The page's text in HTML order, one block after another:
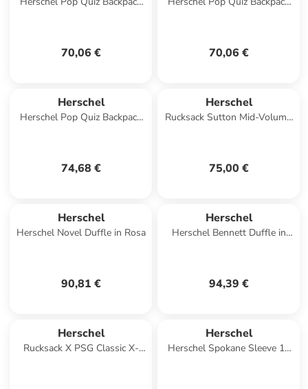
70,06 € 70,06 €
Herschel
Herschel Pop Quiz Backpack
74,68 €
Herschel
Rucksack Sutton Mid-Volume
75,00 €
Herschel
Herschel Novel Duffle in Rosa
90,81 €
Herschel
Herschel Bennett Duffle in
94,39 €
Herschel
Rucksack X PSG Classic X-
Herschel
Herschel Spokane Sleeve 14